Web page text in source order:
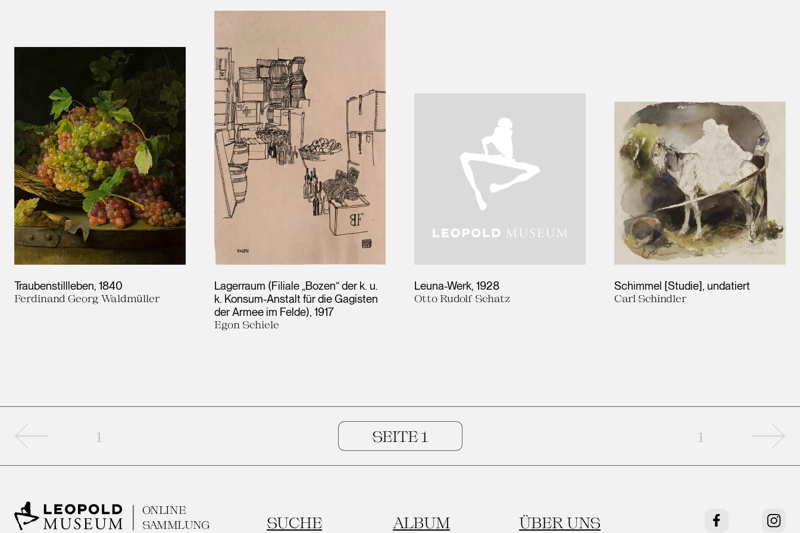
Traubenstillleben 1840
Ferdinand Georg Waldmüller
Lagerraum (Filiale „Bozen“ der k. u.
k. Konsum-Anstalt für die Gagisten
der Armee im Felde) 1917
Egon Schiele
Leuna-Werk 1928
Otto Rudolf Schatz
Schimmel [Studie] undatiert
Carl Schindler
Vorherige Seite
1 1
ONLINE
SAMMLUNG SUCHE ALBUM ÜBER UNS Facebook